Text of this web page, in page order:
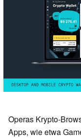
Operas Krypto-
Apps, wie etwa